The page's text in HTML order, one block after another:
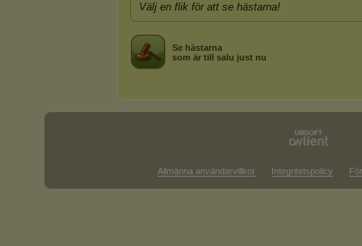
Välj en flik för att se hästarna!
Se hästarna
som är till salu just nu
Allmänna användarvillkor Integritetspolicy